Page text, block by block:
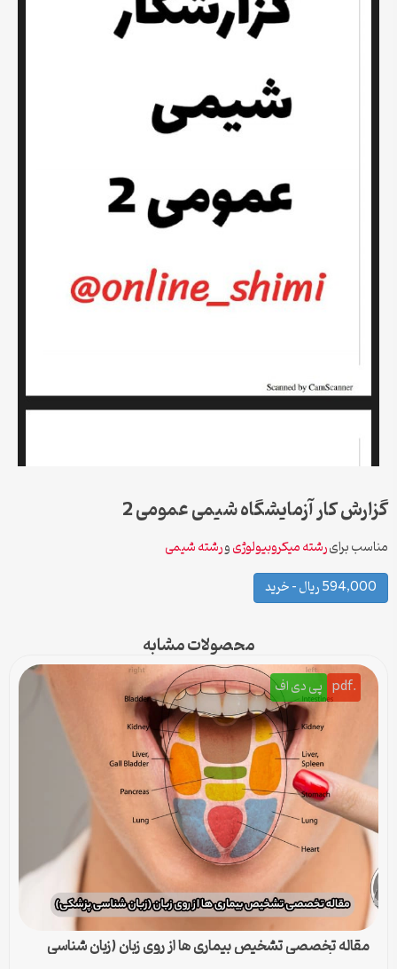
گزارش کار آزمایشگاه شیمی عمومی 2
مناسب برایرشته میکروبیولوژیورشته شیمی
594,000 ریال – خرید
محصولات مشابه
.pdf پی دی اف
مقاله تخصصی تشخیص بیماری ها از روی زبان (زبان شناسی
پزشکی)